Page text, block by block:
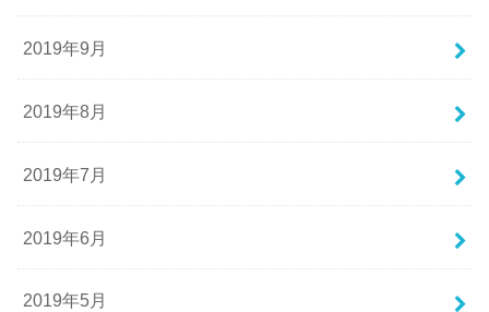
2019年9月
2019年8月
2019年7月
2019年6月
2019年5月